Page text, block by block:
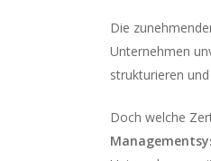
Die
Unternehmen
strukturieren
Doch welche